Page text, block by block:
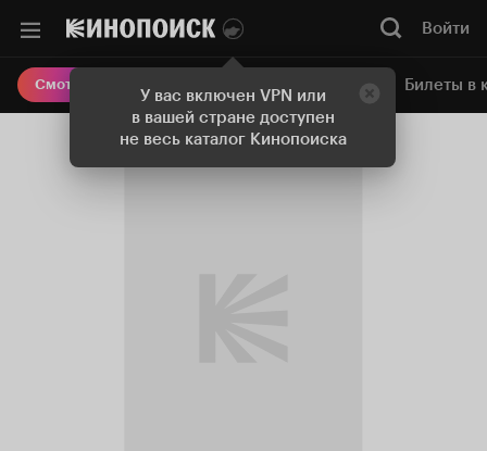
У вас включен VPN или
в вашей стране доступен
не весь каталог Кинопоиска
Войти
Смотреть кино Онлайн-кинотеатр Билеты в